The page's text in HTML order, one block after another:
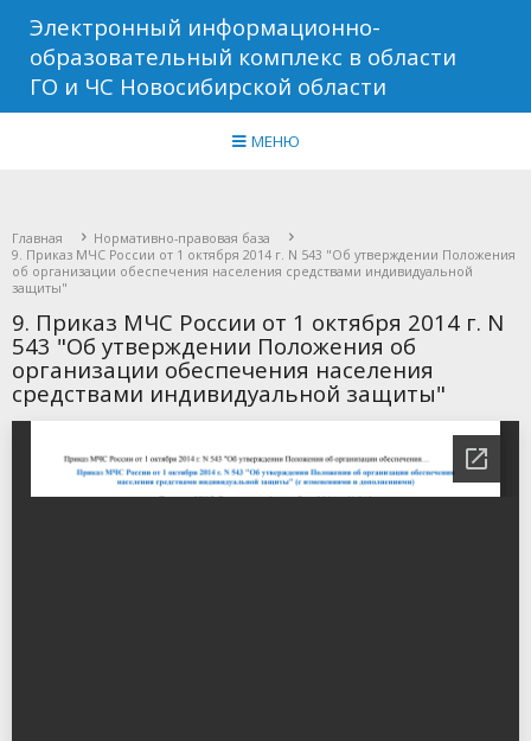
Электронный информационно-
образовательный комплекс в области
ГО и ЧС Новосибирской области
МЕНЮ
Главная
Нормативно-правовая база
9. Приказ МЧС России от 1 октября 2014 г. N 543 "Об утверждении Положения
об организации обеспечения населения средствами индивидуальной
защиты"
9. Приказ МЧС России от 1 октября 2014 г. N
543 "Об утверждении Положения об
организации обеспечения населения
средствами индивидуальной защиты"